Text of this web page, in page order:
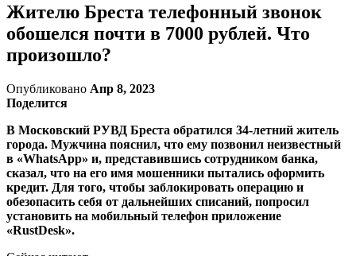
Жителю Бреста телефонный звонок
обошелся почти в 7000 рублей. Что
произошло?
Опубликовано Апр 8, 2023
Поделится
В Московский РУВД Бреста обратился 34-летний житель
города. Мужчина пояснил, что ему позвонил неизвестный
в «WhatsApp» и, представившись сотрудником банка,
сказал, что на его имя мошенники пытались оформить
кредит. Для того, чтобы заблокировать операцию и
обезопасить себя от дальнейших списаний, попросил
установить на мобильный телефон приложение
«RustDesk».